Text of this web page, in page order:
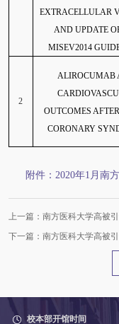
EXTRACELLULAR
AND UPDATE
MISEV2014
2
ALIROCUMAB
OUTCOMES
CORONARY
附件：2020年1月南
上一篇：南方医科大学高被
下一篇：南方医科大学高被
校本部开馆时间